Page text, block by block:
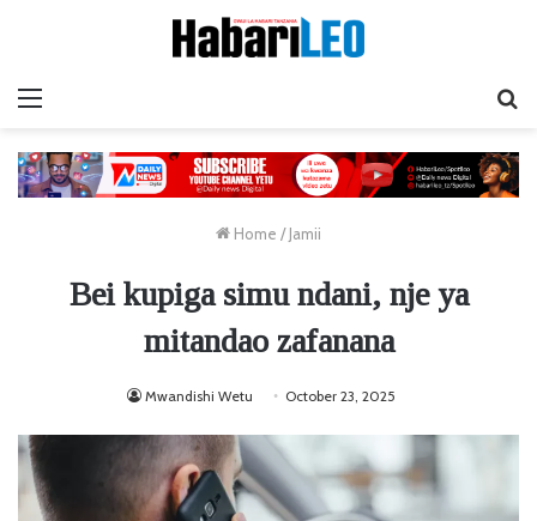
Home / Jamii
Bei kupiga simu ndani, nje ya
mitandao zafanana
Mwandishi Wetu October 23, 2025